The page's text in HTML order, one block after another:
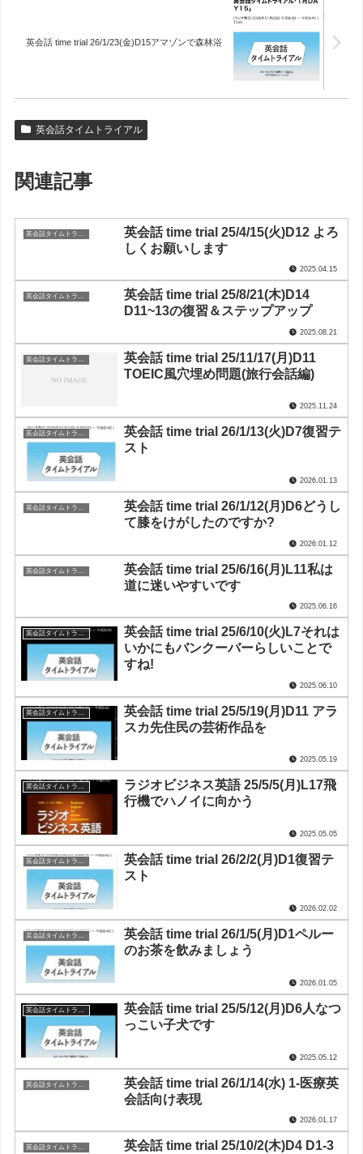
英会話 time trial 26/1/23(金)D15アマゾンで森林浴
英会話タイムトライアル
関連記事
英会話タイムトライアル
英会話 time trial 25/4/15(火)D12 よろ
しくお願いします
2025.04.15
英会話タイムトライアル
英会話 time trial 25/8/21(木)D14
D11~13の復習＆ステップアップ
2025.08.21
英会話タイムトライアル
英会話 time trial 25/11/17(月)D11
TOEIC風穴埋め問題(旅行会話編)
2025.11.24
英会話タイムトライアル
英会話 time trial 26/1/13(火)D7復習テ
スト
2026.01.13
英会話タイムトライアル
英会話 time trial 26/1/12(月)D6どうし
て膝をけがしたのですか?
2026.01.12
英会話 time trial 25/6/16(月)L11私は
道に迷いやすいです
2025.06.16
英会話タイムトライアル
英会話 time trial 25/6/10(火)L7それは
いかにもバンクーバーらしいことで
すね!
2025.06.10
英会話 time trial 25/5/19(月)D11 アラ
スカ先住民の芸術作品を
2025.05.19
英会話タイムトライアル
ラジオビジネス英語 25/5/5(月)L17飛
行機でハノイに向かう
2025.05.05
英会話タイムトライアル
英会話 time trial 26/2/2(月)D1復習テ
スト
2026.02.02
英会話タイムトライアル
英会話 time trial 26/1/5(月)D1ペルー
のお茶を飲みましょう
2026.01.05
英会話タイムトライアル
英会話 time trial 25/5/12(月)D6人なつ
っこい子犬です
2025.05.12
英会話 time trial 26/1/14(水) 1-医療英
会話向け表現
2026.01.17
英会話タイムトライアル
英会話 time trial 25/10/2(木)D4 D1-3